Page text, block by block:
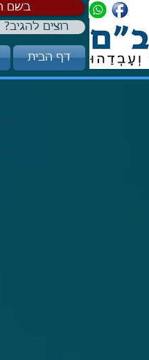
!בשם
רוצים
דף הבית